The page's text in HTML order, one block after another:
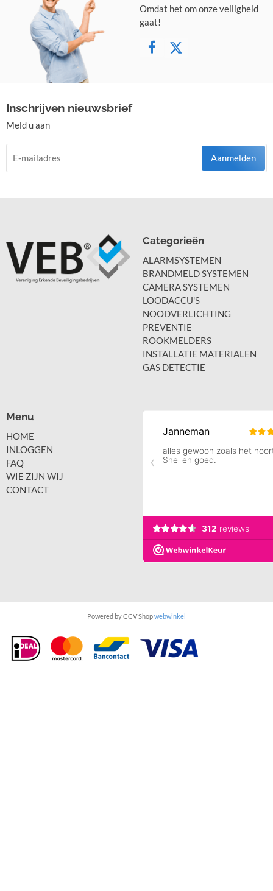
Omdat het om onze veiligheid
gaat!
Inschrijven nieuwsbrief
Meld u aan
Aanmelden
Categorieën
ALARMSYSTEMEN
BRANDMELD SYSTEMEN
CAMERA SYSTEMEN
LOODACCU'S
NOODVERLICHTING
PREVENTIE
ROOKMELDERS
INSTALLATIE MATERIALEN
GAS DETECTIE
Menu
HOME
INLOGGEN
FAQ
WIE ZIJN WIJ
CONTACT
Powered by CCV Shopwebwinkel